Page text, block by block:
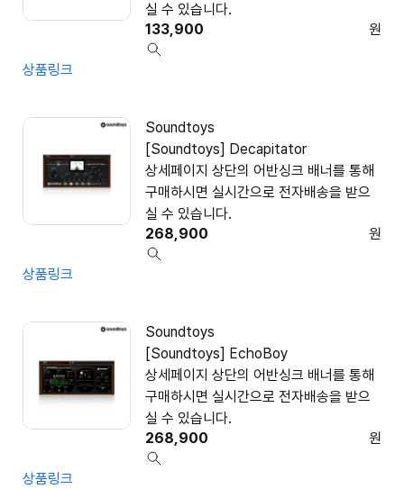
실 수 있습니다.
133,900
원
상품링크
Soundtoys
[Soundtoys] Decapitator
상세페이지 상단의 어반싱크 배너를 통해
구매하시면 실시간으로 전자배송을 받으
실 수 있습니다.
268,900
원
상품링크
Soundtoys
[Soundtoys] EchoBoy
상세페이지 상단의 어반싱크 배너를 통해
구매하시면 실시간으로 전자배송을 받으
실 수 있습니다.
268,900
원
상품링크